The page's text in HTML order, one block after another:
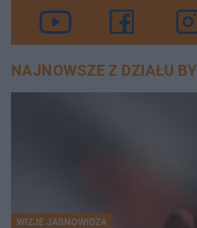
NAJNOWSZE Z DZIAŁU
WIZJE JASNOWIDZA